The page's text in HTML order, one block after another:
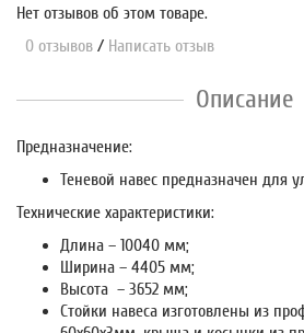
Нет отзывов об этом товаре.
0 отзывов / Написать отзыв
Описание
Предназначение:
Теневой навес предназначен для
Технические характеристики:
Длина – 10040 мм;
Ширина – 4405 мм;
Высота – 3652 мм;
Стойки навеса изготовлены из